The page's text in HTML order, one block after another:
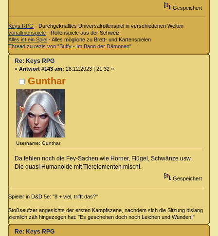
Gespeichert
Keys RPG - Durchgeknalltes Universalrollenspiel in verschiedenen Welten
vonallmenspiele - Rollenspiele aus der Schweiz
Alles ist ein Spiel - Alles mögliche zu Brett- und Kartenspielen
Thread zu rezis von "Buffy - Im Bann der Dämonen"
Gunthar
Username: Gunthar
Re: Keys RPG
« Antwort #143 am: 28.12.2023 | 21:32 »
Da fehlen noch die Fey-Sachen wie Hörner, Flügel, Schwänze usw.
Die quasi Humanoide mit Tierelementen mischt.
Gespeichert
Spieler in D&D 5e: "8 + viel, trifft das?"
Stoßseufzer angesichts der ersten Kampfszene, nachdem sich die Sitzung bislang
ziemlich zäh hingezogen hat: "Es geschehen doch noch Leichen und Wunden!"
Re: Keys RPG